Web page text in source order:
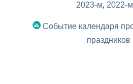
2023-м, 2022-м
Событие календаря